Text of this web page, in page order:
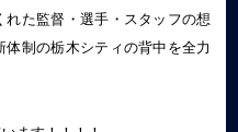
れた監督・選手・スタッフの想
制の栃木シティの背中を全力